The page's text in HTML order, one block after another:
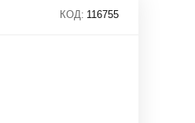
КОД: 116755